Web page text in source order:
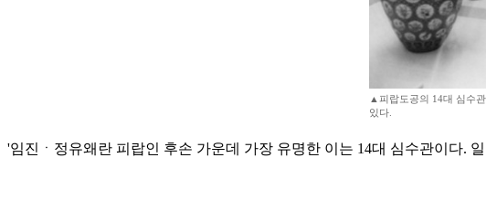
▲피랍도공의 14대 심수
있다.
'임진ㆍ정유왜란 피랍인 후손 가운데 가장 유명한 이는 14대 심수관이다.